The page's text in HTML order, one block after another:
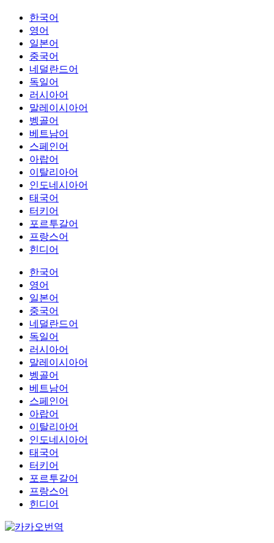
한국어
영어
일본어
중국어
네덜란드어
독일어
러시아어
말레이시아어
벵골어
베트남어
스페인어
아랍어
이탈리아어
인도네시아어
태국어
터키어
포르투갈어
프랑스어
힌디어
한국어
영어
일본어
중국어
네덜란드어
독일어
러시아어
말레이시아어
벵골어
베트남어
스페인어
아랍어
이탈리아어
인도네시아어
태국어
터키어
포르투갈어
프랑스어
힌디어